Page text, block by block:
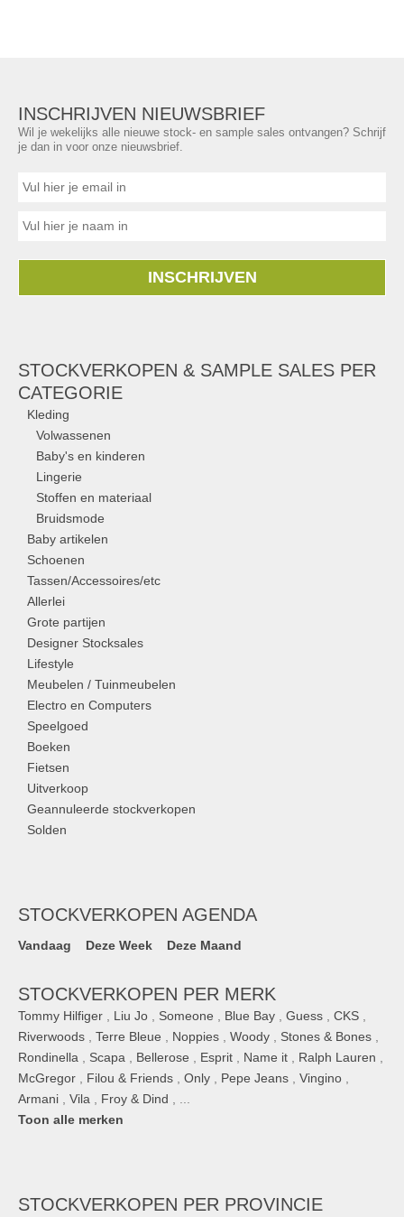
INSCHRIJVEN NIEUWSBRIEF
Wil je wekelijks alle nieuwe stock- en sample sales ontvangen? Schrijf
je dan in voor onze nieuwsbrief.
INSCHRIJVEN
STOCKVERKOPEN & SAMPLE SALES PER
CATEGORIE
Kleding
Volwassenen
Baby's en kinderen
Lingerie
Stoffen en materiaal
Bruidsmode
Baby artikelen
Schoenen
Tassen/Accessoires/etc
Allerlei
Grote partijen
Designer Stocksales
Lifestyle
Meubelen / Tuinmeubelen
Electro en Computers
Speelgoed
Boeken
Fietsen
Uitverkoop
Geannuleerde stockverkopen
Solden
STOCKVERKOPEN AGENDA
Vandaag Deze Week Deze Maand
STOCKVERKOPEN PER MERK
Tommy Hilfiger Liu Jo Someone Blue Bay Guess CKS
Riverwoods
Terre Bleue Noppies Woody Stones & Bones
Rondinella
Scapa Bellerose Esprit Name it Ralph Lauren
McGregor
Filou & Friends Only Pepe Jeans Vingino
Armani
Vila Froy & Dind
Toon alle merken
STOCKVERKOPEN PER PROVINCIE